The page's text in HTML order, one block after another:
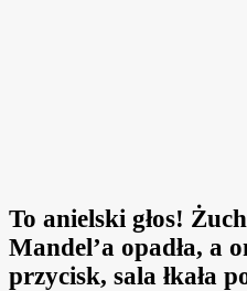
To anielski głos!
Mandel’a opadła, a
przycisk, sala łkała